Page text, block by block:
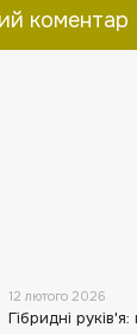
коментар
12 лютого 2026
Гібридні руків'я: